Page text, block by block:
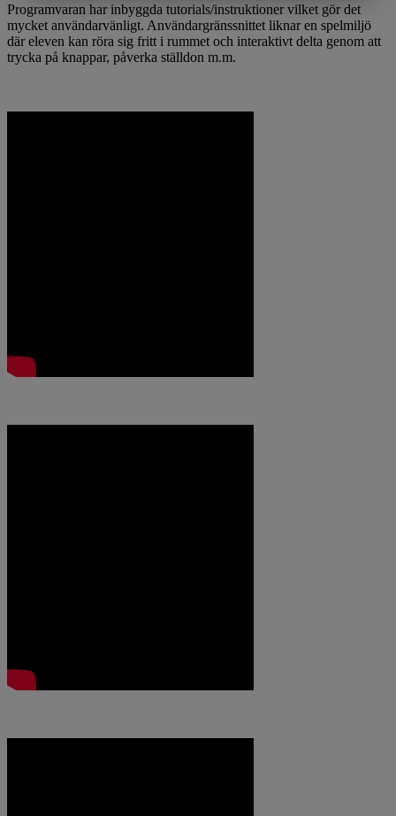
Programvaran har inbyggda tutorials/instruktioner vilket gör det
mycket användarvänligt. Användargränssnittet liknar en spelmiljö
där eleven kan röra sig fritt i rummet och interaktivt delta genom att
trycka på knappar, påverka ställdon m.m.